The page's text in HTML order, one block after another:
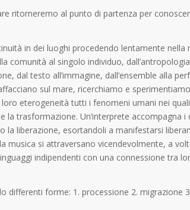
ritorneremo al punto di partenza per
in dei luoghi procedendo lentamente nella
comunità al singolo individuo,
dal testo all’immagine, dall’ensemble alla
sul mare, ricerchiamo e
eterogeneità tutti i fenomeni umani nei
la trasformazione. Un’interprete accompagna i
la liberazione, esortandoli a manifestarsi
musica si attraversano vicendevolmente, a
indipendenti con una connessione tra
differenti forme: 1. processione 2. migrazione